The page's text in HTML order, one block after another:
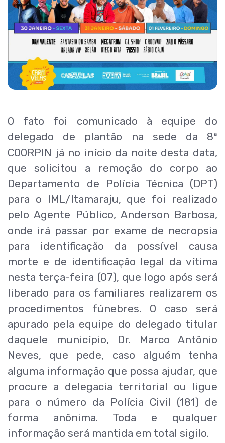
O fato foi comunicado à equipe do
delegado de plantão na sede da 8ª
COORPIN já no início da noite desta data,
que solicitou a remoção do corpo ao
Departamento de Polícia Técnica (DPT)
para o IML/Itamaraju, que foi realizado
pelo Agente Público, Anderson Barbosa,
onde irá passar por exame de necropsia
para identificação da possível causa
morte e de identificação legal da vítima
nesta terça-feira (07), que logo após será
liberado para os familiares realizarem os
procedimentos fúnebres. O caso será
apurado pela equipe do delegado titular
daquele município, Dr. Marco Antônio
Neves, que pede, caso alguém tenha
alguma informação que possa ajudar, que
procure a delegacia territorial ou ligue
para o número da Polícia Civil (181) de
forma anônima. Toda e qualquer
informação será mantida em total sigilo.